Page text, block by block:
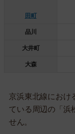
田町
品川
大井町
大森
京浜東北線におけ
ている周辺の「浜
せん。